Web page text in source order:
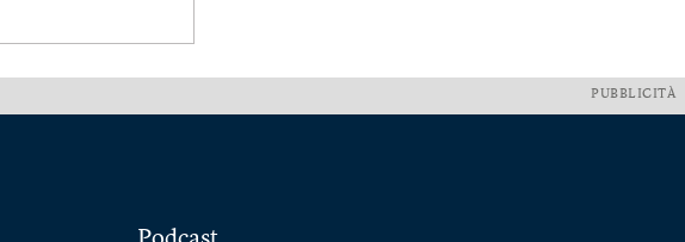
PUBBLICITÀ